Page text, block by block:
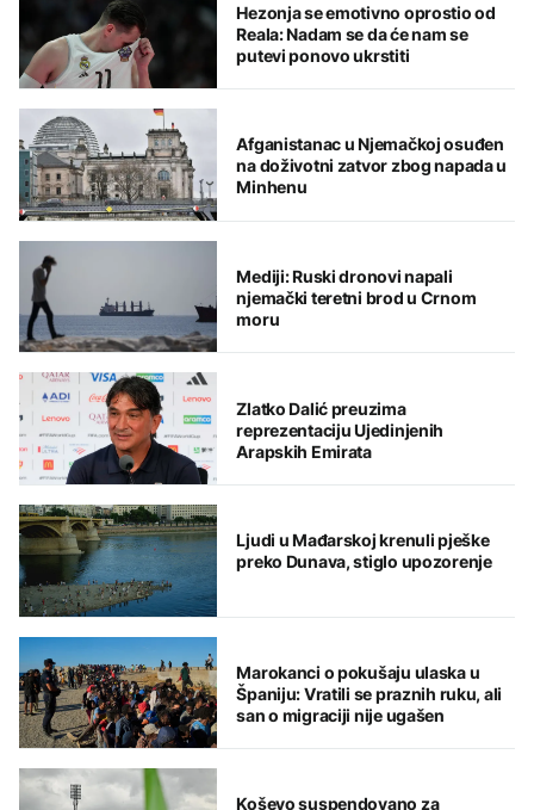
Hezonja se emotivno oprostio od
Reala: Nadam se da će nam se
putevi ponovo ukrstiti
Afganistanac u Njemačkoj osuđen
na doživotni zatvor zbog napada u
Minhenu
Mediji: Ruski dronovi napali
njemački teretni brod u Crnom
moru
Zlatko Dalić preuzima
reprezentaciju Ujedinjenih
Arapskih Emirata
Ljudi u Mađarskoj krenuli pješke
preko Dunava, stiglo upozorenje
Marokanci o pokušaju ulaska u
Španiju: Vratili se praznih ruku, ali
san o migraciji nije ugašen
Koševo suspendovano za